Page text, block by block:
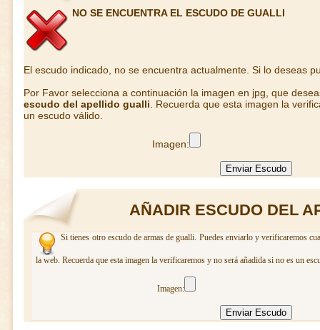
NO SE ENCUENTRA EL ESCUDO DE GUALLI
El escudo indicado, no se encuentra actualmente. Si lo deseas
Por Favor selecciona a continuación la imagen en jpg, que
escudo del apellido gualli . Recuerda que esta imagen la
un escudo válido.
Imagen:
AÑADIR ESCUDO DEL
Si tienes otro escudo de armas de gualli. Puedes enviarlo y verificaremos
la web. Recuerda que esta imagen la verificaremos y no será añadida si no es un
Imagen: